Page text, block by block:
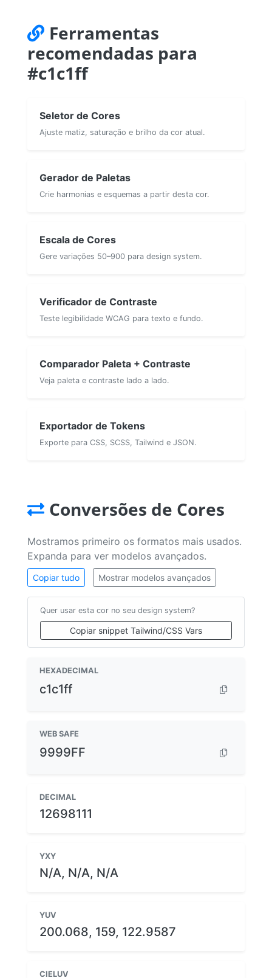
Ferramentas
recomendadas para
#c1c1ff
Seletor de Cores
Ajuste matiz, saturação e brilho da cor atual.
Gerador de Paletas
Crie harmonias e esquemas a partir desta cor.
Escala de Cores
Gere variações 50–900 para design system.
Verificador de Contraste
Teste legibilidade WCAG para texto e fundo.
Comparador Paleta + Contraste
Veja paleta e contraste lado a lado.
Exportador de Tokens
Exporte para CSS, SCSS, Tailwind e JSON.
Conversões de Cores
Mostramos primeiro os formatos mais usados.
Expanda para ver modelos avançados.
Copiar tudo Mostrar modelos avançados
Quer usar esta cor no seu design system?
Copiar snippet Tailwind/CSS Vars
HEXADECIMAL
c1c1ff
WEB SAFE
9999FF
DECIMAL
12698111
YXY
N/A, N/A, N/A
YUV
200.068, 159, 122.9587
CIELUV